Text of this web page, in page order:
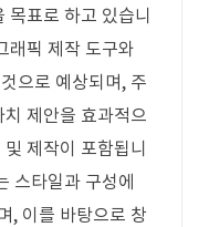
목표로 하고 있습니
래픽 제작 도구와
으로 예상되며, 주
제안을 효과적으
제작이 포함됩니
스타일과 구성에
, 이를 바탕으로 창